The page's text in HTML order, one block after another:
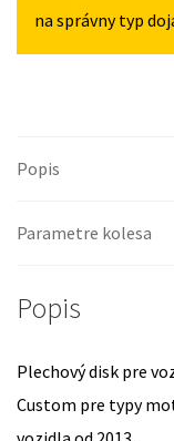
na správny typ
Popis
Parametre kolesa
Popis
Plechový disk pre
Custom pre typy